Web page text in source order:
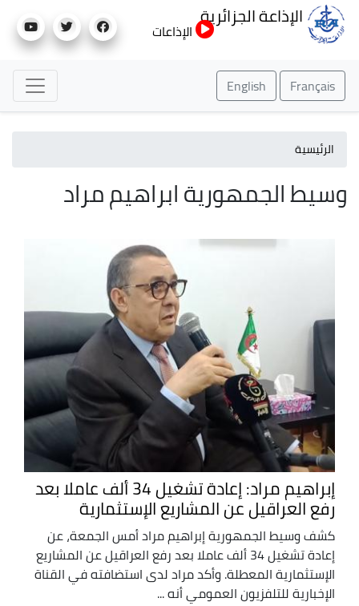
إلى
الإذاعة الجزائرية
الإذاعات
Français
English
الرئيسية
وسيط الجمهورية ابراهيم مراد
إبراهيم مراد: إعادة تشغيل 34 ألف عاملا بعد
رفع العراقيل عن المشاريع الإستثمارية
كشف وسيط الجمهورية إبراهيم مراد أمس الجمعة، عن
إعادة تشغيل 34 ألف عاملا بعد رفع العراقيل عن المشاريع
الإستثمارية المعطلة. وأكد مراد لدى استضافته في القناة
الإخبارية للتلفزيون العمومي أنه ...